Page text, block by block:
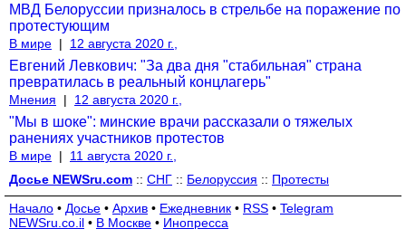
МВД Белоруссии призналось в стрельбе на поражение по
протестующим
В мире | 12 августа 2020 г.,
Евгений Левкович: "За два дня "стабильная" страна
превратилась в реальный концлагерь"
Мнения | 12 августа 2020 г.,
"Мы в шоке": минские врачи рассказали о тяжелых
ранениях участников протестов
В мире |
11 августа 2020 г.,
Досье NEWSru.com :: СНГ :: Белоруссия :: Протесты
Начало • Досье • Архив • Ежедневник • RSS • Telegram
NEWSru.co.il • В Москве • Инопресса